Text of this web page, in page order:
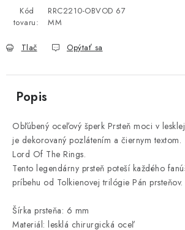
Kód
tovaru:
RRC2210-OBVOD 67
MM
Tlač Opýtať sa
Popis
Obľúbený oceľový šperk Prsteň moci v
je dekorovaný pozlátením a čiernym textom.
Lord Of The Rings.
Tento legendárny prsteň poteší každého
príbehu od Tolkienovej trilógie Pán prsteňov.
Šírka prsteňa: 6 mm
Materiál: lesklá chirurgická oceľ